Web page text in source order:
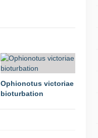
Ophionotus victoriae
bioturbation